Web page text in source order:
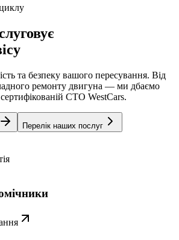
та безпеку вашого пересування. Від
ремонту двигуна — ми дбаємо
СТО WestCars.
Перелік наших послуг